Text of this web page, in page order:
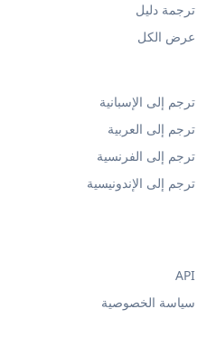
ترجمة دليل
عرض الكل
ترجم إلى الإسبانية
ترجم إلى العربية
ترجم إلى الفرنسية
ترجم إلى الإندونيسية
API
سياسة الخصوصية